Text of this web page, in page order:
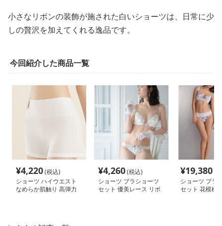
小さなリボンの装飾が施された白いショーツは、日常に少
しの贅沢を加えてくれる逸品です。
今回紹介した商品一覧
¥4,220(税込)
ショーツ ハイウエスト
なめらか肌触り 高弾力
¥4,260(税込)
ショーツ ブラショーツ
セット 優美レース リボ
¥19,380
ショーツ ブラ
セット 花模様